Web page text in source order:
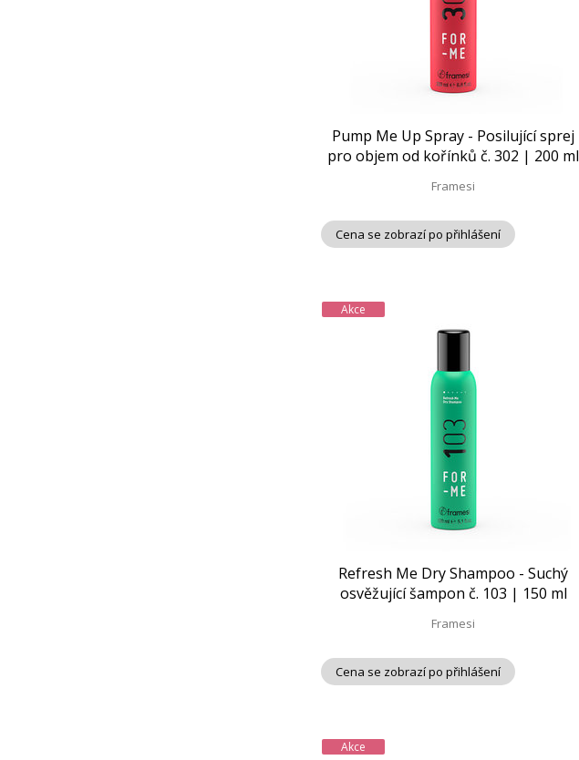
Pump Me Up Spray - Posilující sprej
pro objem od kořínků č. 302 | 200 ml
Framesi
Cena se zobrazí po přihlášení
Akce
Refresh Me Dry Shampoo - Suchý
osvěžující šampon č. 103 | 150 ml
Framesi
Cena se zobrazí po přihlášení
Akce